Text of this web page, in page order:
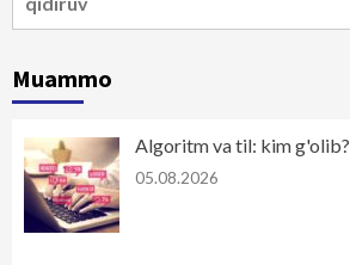
Muammo
Algoritm va til: kim g'olib?
05.08.2026